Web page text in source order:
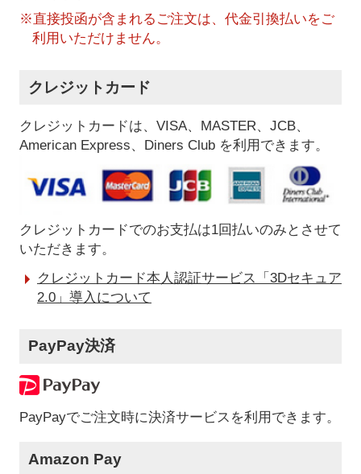
※直接投函が含まれるご注文は、代金引換払いをご
利用いただけません。
クレジットカード
クレジットカードは、VISA、MASTER、JCB、
American Express、Diners Club を利用できます。
クレジットカードでのお支払は1回払いのみとさせて
いただきます。
クレジットカード本人認証サービス「3Dセキュア
2.0」導入について
PayPay決済
PayPayでご注文時に決済サービスを利用できます。
Amazon Pay